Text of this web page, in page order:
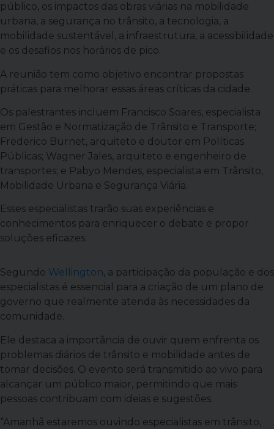
público, os impactos das obras viárias na mobilidade
urbana, a segurança no trânsito, a tecnologia, a
mobilidade sustentável, a infraestrutura, a acessibilidade
e os desafios nos horários de pico.
A reunião tem como objetivo encontrar propostas
práticas para melhorar essas áreas críticas da cidade.
Os palestrantes incluem Francisco Soares, especialista
em Gestão e Normatização de Trânsito e Transporte;
Frederico Burnet, arquiteto e doutor em Políticas
Públicas; Wagner Jales, arquiteto e engenheiro de
transportes; e Pabyo Mendes, especialista em Trânsito,
Mobilidade Urbana e Segurança Viária.
Esses especialistas trarão suas experiências e
conhecimentos para enriquecer o debate e propor
soluções eficazes.
Segundo Wellington, a participação da população e dos
especialistas é essencial para a criação de um plano de
governo que realmente atenda às necessidades da
comunidade.
Ele destaca a importância de ouvir quem enfrenta os
problemas diários de trânsito e mobilidade antes de
tomar decisões. O evento será transmitido ao vivo para
alcançar um público maior, permitindo que mais
pessoas contribuam com ideias e sugestões.
“Amanhã estaremos ouvindo especialistas em trânsito,